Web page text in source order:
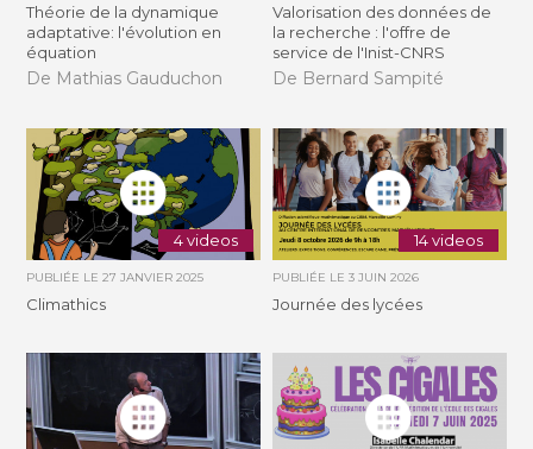
Théorie de la dynamique
adaptative: l'évolution en
équation
De Mathias Gauduchon
Valorisation des données de
la recherche : l'offre de
service de l'Inist-CNRS
De Bernard Sampité
4 videos
PUBLIÉE LE27 JANVIER 2025
Climathics
14 videos
PUBLIÉE LE 3 JUIN 2026
Journée des lycées